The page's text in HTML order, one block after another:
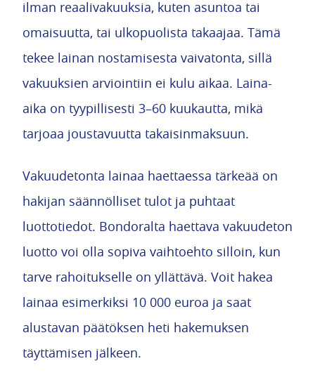
ilman reaalivakuuksia, kuten asuntoa tai
omaisuutta, tai ulkopuolista takaajaa. Tämä
tekee lainan nostamisesta vaivatonta, sillä
vakuuksien arviointiin ei kulu aikaa. Laina-
aika on tyypillisesti 3–60 kuukautta, mikä
tarjoaa joustavuutta takaisinmaksuun.
Vakuudetonta lainaa haettaessa tärkeää on
hakijan säännölliset tulot ja puhtaat
luottotiedot. Bondoralta haettava vakuudeton
luotto voi olla sopiva vaihtoehto silloin, kun
tarve rahoitukselle on yllättävä. Voit hakea
lainaa esimerkiksi 10 000 euroa ja saat
alustavan päätöksen heti hakemuksen
täyttämisen jälkeen.